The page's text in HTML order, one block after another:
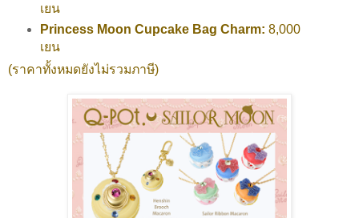
เยน
Princess Moon Cupcake Bag Charm: 8,000
เยน
(ราคาทั้งหมดยังไม่รวมภาษี)